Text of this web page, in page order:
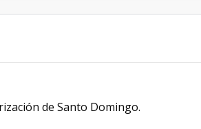
de Santo Domingo.